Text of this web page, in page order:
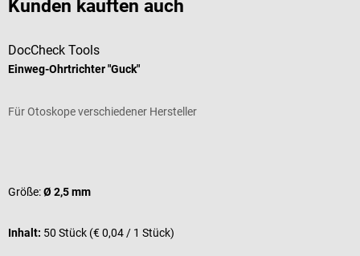
Kunden kauften auch
DocCheck Tools
Einweg-Ohrtrichter "Guck"
Für Otoskope verschiedener Hersteller
Größe:Ø 2,5 mm
Inhalt: 50 Stück (€ 0,04 / 1 Stück)